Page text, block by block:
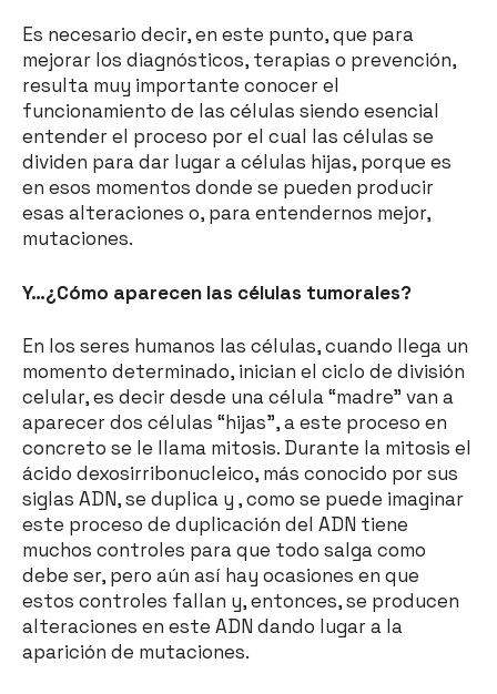
Es necesario decir, en este punto, que para
mejorar los diagnósticos, terapias o prevención,
resulta muy importante conocer el
funcionamiento de las células siendo esencial
entender el proceso por el cual las células se
dividen para dar lugar a células hijas, porque es
en esos momentos donde se pueden producir
esas alteraciones o, para entendernos mejor,
mutaciones.
Y…¿Cómo aparecen las células tumorales?
En los seres humanos las células, cuando llega un
momento determinado, inician el ciclo de división
celular, es decir desde una célula “madre” van a
aparecer dos células “hijas”, a este proceso en
concreto se le llama mitosis. Durante la mitosis el
ácido dexosirribonucleico, más conocido por sus
siglas ADN, se duplica y , como se puede imaginar
este proceso de duplicación del ADN tiene
muchos controles para que todo salga como
debe ser, pero aún así hay ocasiones en que
estos controles fallan y, entonces, se producen
alteraciones en este ADN dando lugar a la
aparición de mutaciones.